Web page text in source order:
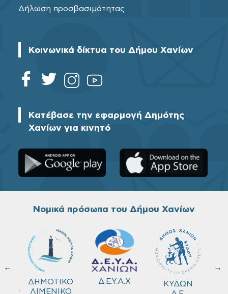
Δήλωση προσβασιμότητας
Κοινωνικά δίκτυα του Δήμου Χανίων
Κατέβασε την εφαρμογή Δημότης
Χανίων για κινητό
Νομικά πρόσωπα του Δήμου Χανίων
←
ΔΗΜΟΤΙΚΟ
ΛΙΜΕΝΙΚΟ
Δ.Ε.Υ.Α.Χ
ΚΥΔΩΝ
→